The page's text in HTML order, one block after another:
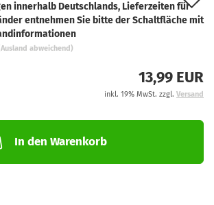
innerhalb Deutschlands, Lieferzeiten für
entnehmen Sie bitte der Schaltfläche mit
abweichend)
13,99 EUR
inkl. 19% MwSt. zzgl. Versand
In den Warenkorb